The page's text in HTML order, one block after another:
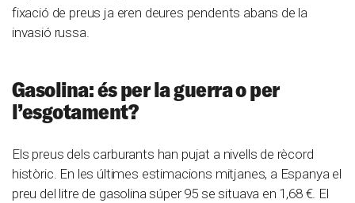
fixació de preus ja eren deures pendents abans de la
invasió russa.
Gasolina: és per la guerra o per
l’esgotament?
Els preus dels carburants han pujat a nivells de rècord
històric. En les últimes estimacions mitjanes, a Espanya el
preu del litre de gasolina súper 95 se situava en 1,68 €. El